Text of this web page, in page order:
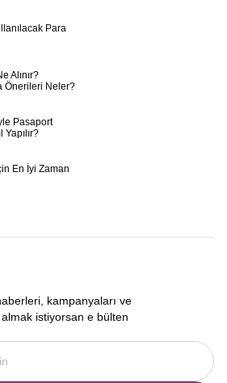
Para
Alınır?
Önerileri Neler?
Pasaport
Yapılır?
En İyi Zaman
kampanyaları ve
istiyorsan e bülten